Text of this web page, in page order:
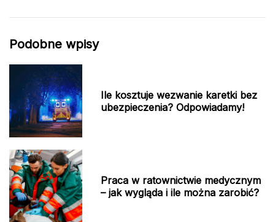
Podobne wpisy
Ile kosztuje wezwanie karetki bez
ubezpieczenia? Odpowiadamy!
Praca w ratownictwie medycznym
– jak wygląda i ile można zarobić?